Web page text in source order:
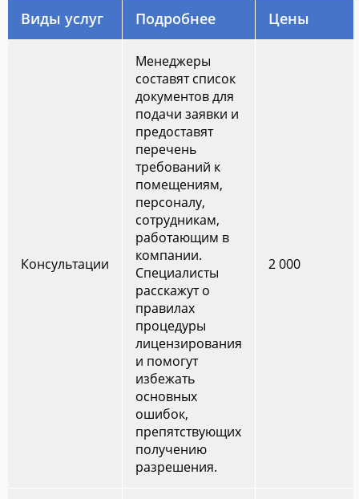
Виды услуг Подробнее Цены
Консультации
Менеджеры
составят список
документов для
подачи заявки и
предоставят
перечень
требований к
помещениям,
персоналу,
сотрудникам,
работающим в
компании.
Специалисты
расскажут о
правилах
процедуры
лицензирования
и помогут
избежать
основных
ошибок,
препятствующих
получению
разрешения.
2 000